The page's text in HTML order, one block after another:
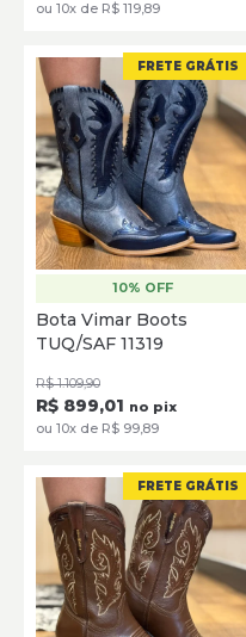
ou 10x de R$ 119,89
36 37 38
SELECIONE
FRETE GRÁTIS
10% OFF
Bota Vimar Boots
TUQ/SAF 11319
R$ 1.109,90
R$ 899,01 no pix
ou 10x de R$ 99,89
FRETE GRÁTIS